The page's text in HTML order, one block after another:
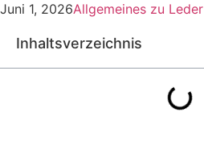
Juni 1, 2026Allgemeines zu Leder
Inhaltsverzeichnis